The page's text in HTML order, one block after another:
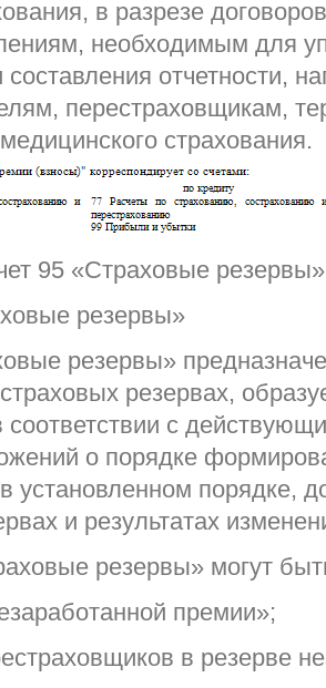
в разрезе
необходимым для
составления отчетности,
перестраховщикам,
страхования.
95 «Страховые
резервы»
резервы»
резервах,
соответствии с
о порядке
установленном порядке,
и результатах
резервы» могут
премии»;
в резерве